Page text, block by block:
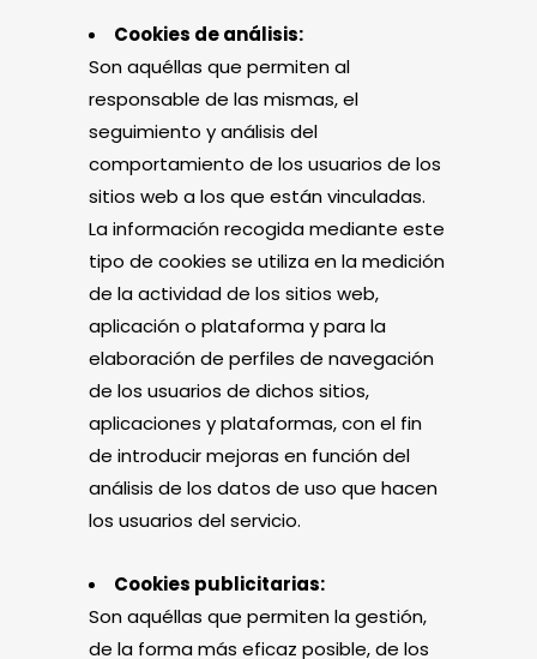
Cookies de análisis:
Son aquéllas que permiten al
responsable de las mismas, el
seguimiento y análisis del
comportamiento de los usuarios de los
sitios web a los que están vinculadas.
La información recogida mediante este
tipo de cookies se utiliza en la medición
de la actividad de los sitios web,
aplicación o plataforma y para la
elaboración de perfiles de navegación
de los usuarios de dichos sitios,
aplicaciones y plataformas, con el fin
de introducir mejoras en función del
análisis de los datos de uso que hacen
los usuarios del servicio.
Cookies publicitarias:
Son aquéllas que permiten la gestión,
de la forma más eficaz posible, de los